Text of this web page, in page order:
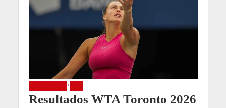
•
Resultados WTA Toronto 2026